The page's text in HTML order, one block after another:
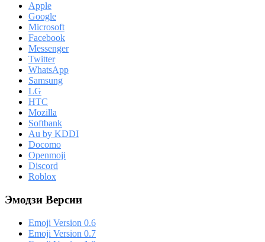
Apple
Google
Microsoft
Facebook
Messenger
Twitter
WhatsApp
Samsung
LG
HTC
Mozilla
Softbank
Au by KDDI
Docomo
Openmoji
Discord
Roblox
Эмодзи Версии
Emoji Version 0.6
Emoji Version 0.7